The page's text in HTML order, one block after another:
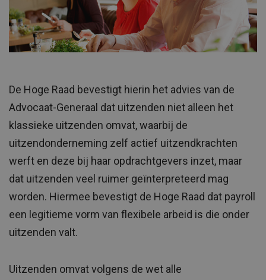
De Hoge Raad bevestigt hierin het advies van de
Advocaat-Generaal dat uitzenden niet alleen het
klassieke uitzenden omvat, waarbij de
uitzendonderneming zelf actief uitzendkrachten
werft en deze bij haar opdrachtgevers inzet, maar
dat uitzenden veel ruimer geïnterpreteerd mag
worden. Hiermee bevestigt de Hoge Raad dat payroll
een legitieme vorm van flexibele arbeid is die onder
uitzenden valt.
Uitzenden omvat volgens de wet alle